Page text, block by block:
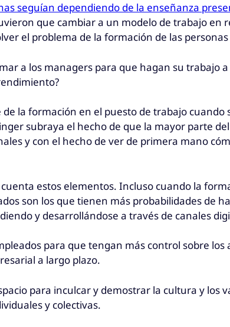
seguían dependiendo de la enseñanza
que cambiar a un modelo de trabajo
el problema de la formación de las
a los managers para que hagan su trabajo
la formación en el puesto de trabajo cuando
subraya el hecho de que la mayor parte
y con el hecho de ver de primera mano
estos elementos. Incluso cuando la
son los que tienen más probabilidades de
y desarrollándose a través de canales
para que tengan más control sobre los
a largo plazo.
para inculcar y demostrar la cultura y los
y colectivas.